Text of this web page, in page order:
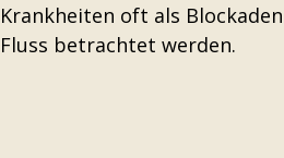
Krankheiten oft als
Fluss betrachtet werden.